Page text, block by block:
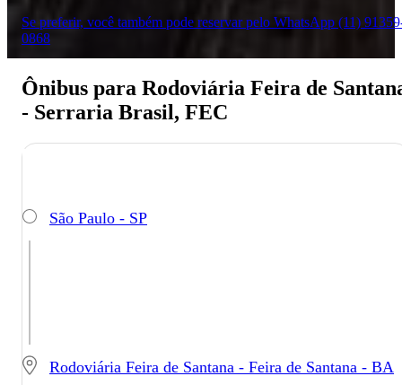
Se preferir, você também pode reservar pelo WhatsApp (11)
0868
Ônibus para Rodoviária Feira de
- Serraria Brasil, FEC
São Paulo - SP
Rodoviária Feira de Santana - Feira de Santana - BA